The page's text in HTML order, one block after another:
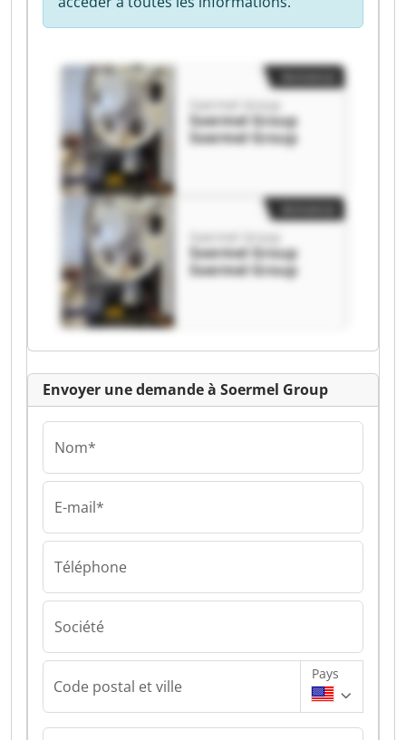
Soermel Group
Soermel Group
Soermel Group
Soermel Group
Soermel Group
Soermel Group
Envoyer une demande à Soermel Group
Nom*
E-mail*
Téléphone
Société
Code postal et ville
Pays